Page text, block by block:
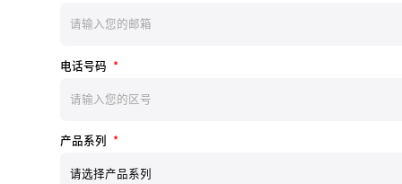
电话号码 *
产品系列 *